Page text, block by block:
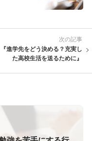
次の記事
『進学先をどう決める？充実し
た高校生活を送るために』